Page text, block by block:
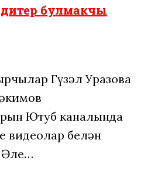
булмакчы
Гүзәл Уразова
Ютуб каналында
видеолар белән
Әле…